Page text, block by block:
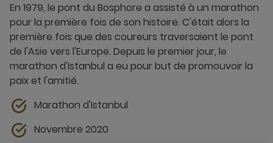
En 1979, le pont du Bosphore a assisté à un marathon
pour la première fois de son histoire. C'était alors la
première fois que des coureurs traversaient le pont
de l'Asie vers l'Europe. Depuis le premier jour, le
marathon d'Istanbul a eu pour but de promouvoir la
paix et l'amitié.
Marathon d'Istanbul
Novembre 2020